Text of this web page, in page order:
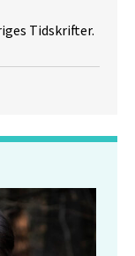
Tidskrifter.